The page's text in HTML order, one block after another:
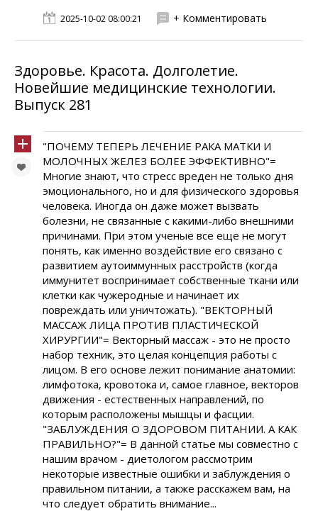
2025-10-02 08:00:21 + Комментировать
Здоровье. Красота. Долголетие.
Новейшие медицинские технологии.
Выпуск 281
"ПОЧЕМУ ТЕПЕРЬ ЛЕЧЕНИЕ РАКА МАТКИ И
МОЛОЧНЫХ ЖЕЛЕЗ БОЛЕЕ ЭФФЕКТИВНО"=
Многие знают, что стресс вреден не только дня
эмоционального, но и для физического здоровья
человека. Иногда он даже может вызвать
болезни, не связанные с какими-либо внешними
причинами. При этом ученые все еще не могут
понять, как именно воздействие его связано с
развитием аутоиммунных расстройств (когда
иммунитет воспринимает собственные ткани или
клетки как чужеродные и начинает их
повреждать или уничтожать). "ВЕКТОРНЫЙ
МАССАЖ ЛИЦА ПРОТИВ ПЛАСТИЧЕСКОЙ
ХИРУРГИИ"= Векторный массаж - это не просто
набор техник, это целая концепция работы с
лицом. В его основе лежит понимание анатомии:
лимфотока, кровотока и, самое главное, векторов
движения - естественных направлений, по
которым расположены мышцы и фасции.
"ЗАБЛУЖДЕНИЯ О ЗДОРОВОМ ПИТАНИИ. А КАК
ПРАВИЛЬНО?"= В данной статье мы совместно с
нашим врачом - диетологом рассмотрим
некоторые известные ошибки и заблуждения о
правильном питании, а также расскажем вам, на
что следует обратить внимание...